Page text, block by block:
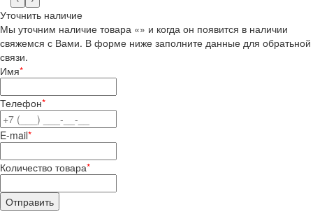
Уточнить наличие
Мы уточним наличие товара «» и когда он появится в наличии
свяжемся с Вами. В форме ниже заполните данные для обратьной
связи.
Имя*
Телефон*
E-mail*
Количество товара*